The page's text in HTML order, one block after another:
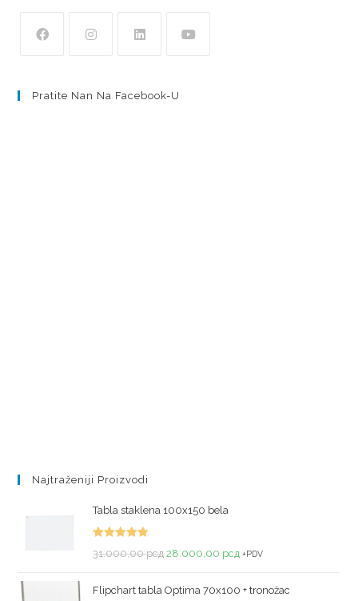
Pratite Nan Na Facebook-U
Najtraženiji Proizvodi
Tabla staklena 100x150 bela
31.000,00рсд 28.000,00 рсд +PDV
Flipchart tabla Optima 70x100 + tronožac